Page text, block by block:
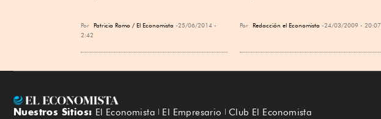
Por Patricia Romo / El Economista
25/06/2014 -
2:42
Por Redacción el Economista 24/03/2009 - 20:07
Nuestros Sitios: El Economista El Empresario Club El Economista